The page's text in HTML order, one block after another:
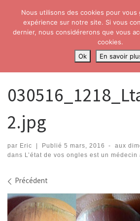
Skip to content
L’état de vos ongles est un
030516_1218_Ltatdevoso2.jpg
2.jpg
par Eric | Publié 5 mars, 2016 - aux
dans L’état de vos ongles est un médecin
Navigation dans les
Précédent
Nous utilisons des cookies pour vous
expérience sur notre site. Si vous
dernier, nous considérerons que vous
cookies.
Ok
En savoir